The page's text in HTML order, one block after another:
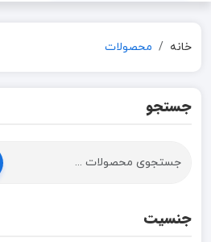
خانه محصولات
جستجو
جنسیت